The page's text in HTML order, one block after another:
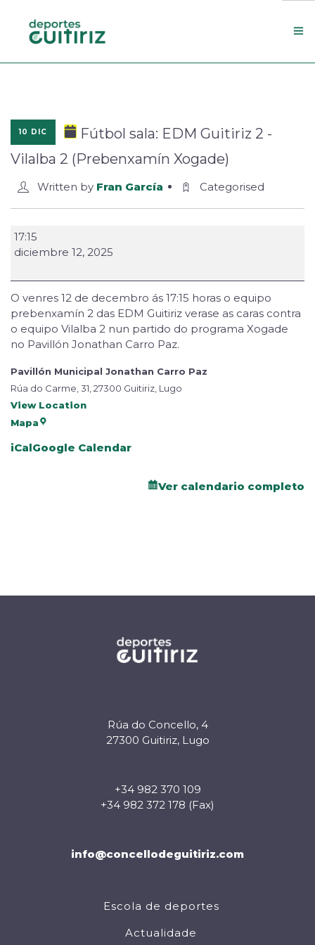
Actualidade
Contacto
Concello
10 DIC
Fútbol sala: EDM Guitiriz 2 -
Vilalba 2 (Prebenxamín Xogade)
Written by Fran García Categorised
17:15
diciembre 12, 2025
O venres 12 de decembro ás 17:15 horas o equipo
prebenxamín 2 das EDM Guitiriz verase as caras contra
o equipo Vilalba 2 nun partido do programa Xogade
no Pavillón Jonathan Carro Paz.
Pavillón Municipal Jonathan Carro Paz
Rúa do Carme, 31, 27300 Guitiriz, Lugo
View Location
Mapa
iCalGoogle Calendar
Ver calendario completo
Rúa do Concello, 4
27300 Guitiriz, Lugo
+34 982 370 109
+34 982 372 178 (Fax)
info@concellodeguitiriz.com
Escola de deportes
Actualidade